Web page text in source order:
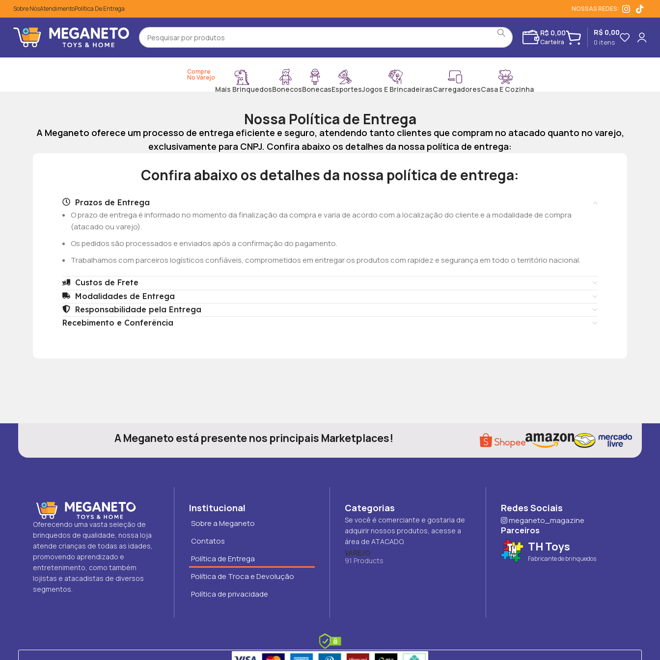
Sobre NósAtendimentoPolítica De Entrega NOSSAS REDES:
R$ 0,00
0 itens
R$ 0,00
Compre
No Varejo
Mais BrinquedosBonecosBonecasEsportesJogos E BrincadeirasCarregadoresCasa E Cozinha
Nossa Política de Entrega
A Meganeto oferece um processo de entrega eficiente e seguro, atendendo tanto clientes que compram no atacado quanto no varejo,
exclusivamente para CNPJ. Confira abaixo os detalhes da nossa política de entrega:
Confira abaixo os detalhes da nossa política de entrega:
Prazos de Entrega
O prazo de entrega é informado no momento da finalização da compra e varia de acordo com a localização do cliente e a modalidade de compra
(atacado ou varejo).
Os pedidos são processados e enviados após a confirmação do pagamento.
Trabalhamos com parceiros logísticos confiáveis, comprometidos em entregar os produtos com rapidez e segurança em todo o território nacional.
Custos de Frete
Modalidades de Entrega
Responsabilidade pela Entrega
Recebimento e Conferência
A Meganeto está presente nos principais Marketplaces!
Oferecendo uma vasta seleção de
brinquedos de qualidade, nossa loja
atende crianças de todas as idades,
promovendo aprendizado e
entretenimento, como também
lojistas e atacadistas de diversos
segmentos.
Institucional
Sobre a Meganeto
Contatos
Política de Entrega
Política de Troca e Devolução
Política de privacidade
Categorias
Se você é comerciante e gostaria de
adquirir nossos produtos, acesse a
área de ATACADO.
VAREJO
91 Products
Redes Sociais
meganeto_magazine
Parceiros
TH Toys
Fabricante de brinquedos